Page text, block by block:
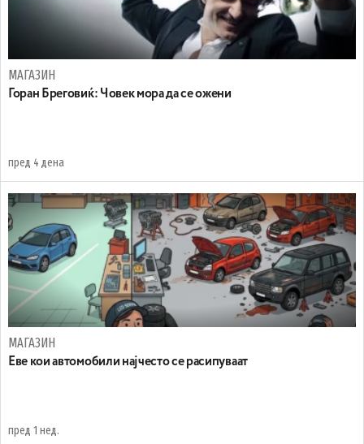
МАГАЗИН
Горан Бреговиќ: Човек мора да се ожени
пред 4 дена
МАГАЗИН
Еве кои автомобили најчесто се расипуваат
пред 1 нед.